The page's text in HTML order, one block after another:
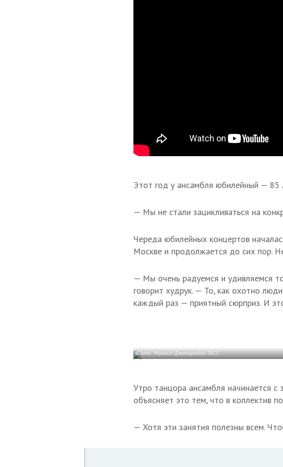
Этот год у ансамбля юбилейный — 85
— Мы не стали зацикливаться на
Череда юбилейных концертов
Москве и продолжается до сих пор.
— Мы очень радуемся и удивляемся
говорит худрук. — То, как охотно
каждый раз — приятный сюрприз. И
Фото: Михаил Джапаридзе/ТАСС
Утро танцора ансамбля начинается с
объясняет это тем, что в коллектив
— Хотя эти занятия полезны всем.